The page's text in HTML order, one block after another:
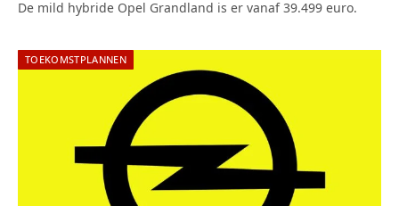
De mild hybride Opel Grandland is er vanaf 39.499 euro.
TOEKOMSTPLANNEN